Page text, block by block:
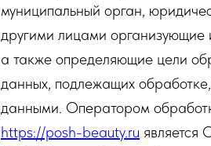
муниципальный орган,
другими лицами организующие
а также определяющие цели
данных, подлежащих
данными. Оператором
https://posh-beauty.ru